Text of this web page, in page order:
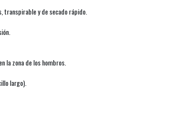
transpirable y de secado rápido.
la zona de los hombros.
largo).